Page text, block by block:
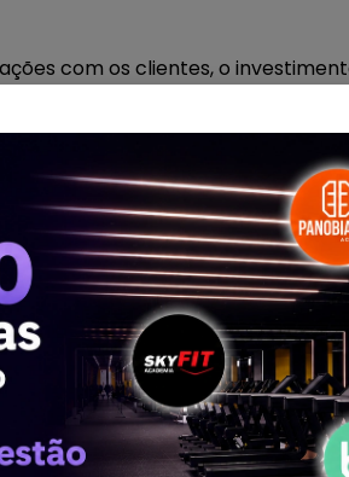
com os clientes, o
práticas-chave para
escolheram o EVO como seu
do cliente usando a tecnologia
tem sido fundamental na
sucesso que destacam como o
do cliente.
de Acesso